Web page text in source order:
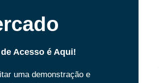
Acesso é Aqui!
uma demonstração e